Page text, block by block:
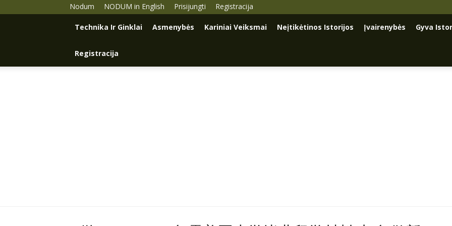
Nodum NODUM in English Prisijungti Registracija
Technika Ir Ginklai Asmenybės Kariniai Veiksmai Neįtikėtinos Istorijos Įvairenybės Gyva
Registracija